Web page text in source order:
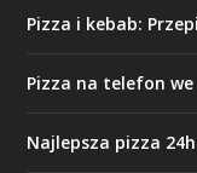
Pizza i kebab:
Pizza na telefon we
Najlepsza pizza